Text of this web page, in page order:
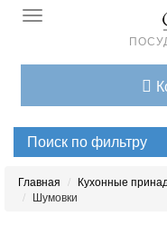
Поиск по фильтру
Главная Кухонные
Шумовки